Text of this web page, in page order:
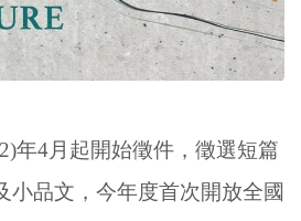
年4月起開始徵件，徵選短篇
小品文，今年度首次開放全國